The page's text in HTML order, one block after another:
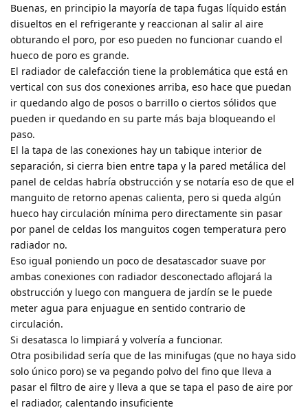
Buenas, en principio la mayoría de tapa fugas líquido están
disueltos en el refrigerante y reaccionan al salir al aire
obturando el poro, por eso pueden no funcionar cuando el
hueco de poro es grande.
El radiador de calefacción tiene la problemática que está en
vertical con sus dos conexiones arriba, eso hace que puedan
ir quedando algo de posos o barrillo o ciertos sólidos que
pueden ir quedando en su parte más baja bloqueando el
paso.
El la tapa de las conexiones hay un tabique interior de
separación, si cierra bien entre tapa y la pared metálica del
panel de celdas habría obstrucción y se notaría eso de que el
manguito de retorno apenas calienta, pero si queda algún
hueco hay circulación mínima pero directamente sin pasar
por panel de celdas los manguitos cogen temperatura pero
radiador no.
Eso igual poniendo un poco de desatascador suave por
ambas conexiones con radiador desconectado aflojará la
obstrucción y luego con manguera de jardín se le puede
meter agua para enjuague en sentido contrario de
circulación.
Si desatasca lo limpiará y volvería a funcionar.
Otra posibilidad sería que de las minifugas (que no haya sido
solo único poro) se va pegando polvo del fino que lleva a
pasar el filtro de aire y lleva a que se tapa el paso de aire por
el radiador, calentando insuficiente